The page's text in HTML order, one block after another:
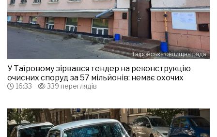
У Таїровому зірвався тендер на реконструкцію
очисних споруд за 57 мільйонів: немає охочих
16:33 339 переглядів